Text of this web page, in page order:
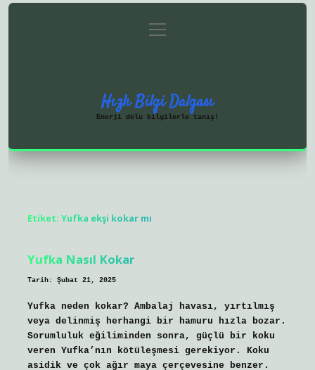
Gizlilik Politikası
menüyü
aç
Hızlı Bilgi Dalgası
Enerji dolu bilgilerle tanış!
Etiket: Yufka ekşi kokar mı
Yufka Nasıl Kokar
Tarih: Şubat 21, 2025
Yufka neden kokar? Ambalaj havası, yırtılmış
veya delinmiş herhangi bir hamuru hızla bozar.
Sorumluluk eğiliminden sonra, güçlü bir koku
veren Yufka’nın kötüleşmesi gerekiyor. Koku
asidik ve çok ağır maya çerçevesine benzer.